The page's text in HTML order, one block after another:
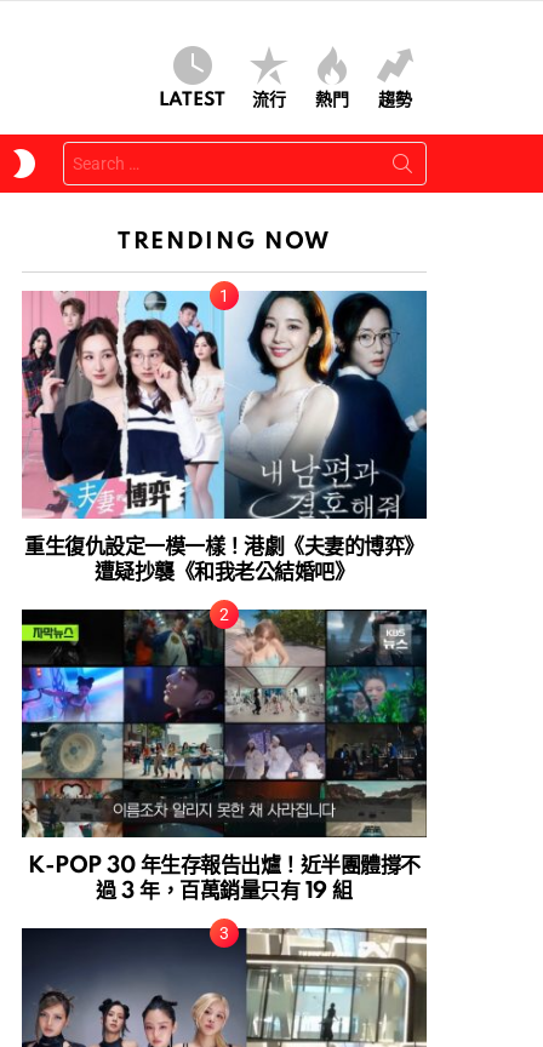
LATEST 流行 熱門 趨勢
SKIN
Search
for:
TRENDING NOW
重生復仇設定一模一樣！港劇《夫妻的博弈》
遭疑抄襲《和我老公結婚吧》
K-POP 30 年生存報告出爐！近半團體撐不
過 3 年，百萬銷量只有 19 組